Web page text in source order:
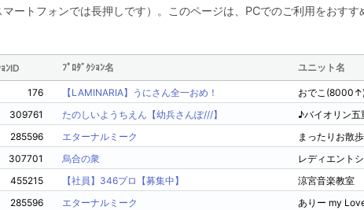
トフォンでは長押しです）。このページは、PCでのご利用をおすす
ﾝID ﾌﾟﾛﾀﾞｸｼｮﾝ名 ユニット名
176 【LAMINARIA】うにさん全一おめ！ おでこ(8000↑)
309761 たのしいようちえん【幼兵さんぽ///】 ♪バイオリン五
285596 エターナルミーク まったりお散
307701 烏合の衆 レディエント
455215 【社員】346プロ【募集中】 涼宮音楽教室
285596 エターナルミーク ありー my